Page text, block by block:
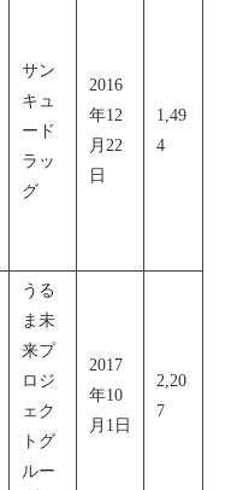
サン
キュ
ード
ラッ
グ
2016
年12
月22
日
1,49
4
うる
ま未
来プ
ロジ
ェク
トグ
ルー
2017
年10
月1日
2,20
7